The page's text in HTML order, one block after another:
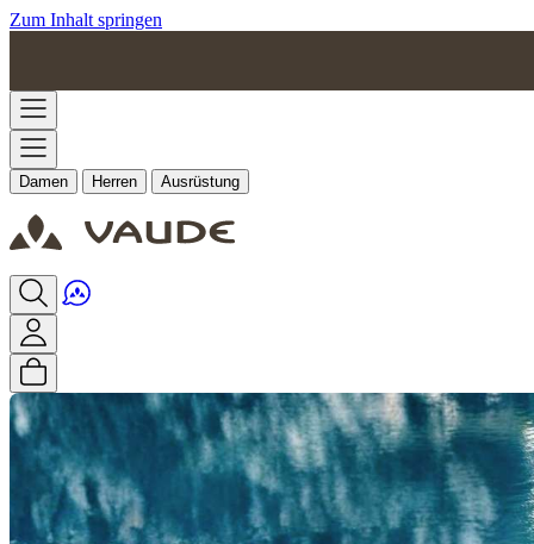
Zum Inhalt springen
Damen Herren Ausrüstung